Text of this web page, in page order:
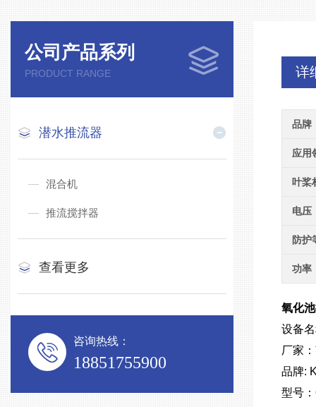
公司产品系列
PRODUCT RANGE
潜水推流器
混合机
推流搅拌器
查看更多
咨询热线：
18851755900
详
品牌
应用
叶桨
电压
防护
功率
氧化
设备
厂家
品牌:
型号：